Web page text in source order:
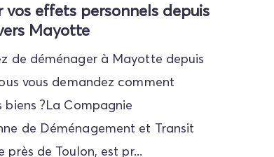
vos effets personnels depuis
Mayotte
de déménager à Mayotte depuis
vous demandez comment
biens ?La Compagnie
de Déménagement et Transit
près de Toulon, est pr...